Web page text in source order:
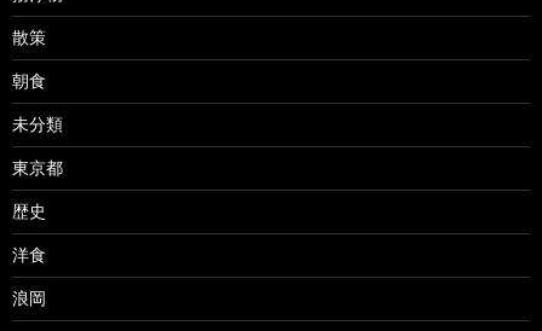
散策
朝食
未分類
東京都
歴史
洋食
浪岡